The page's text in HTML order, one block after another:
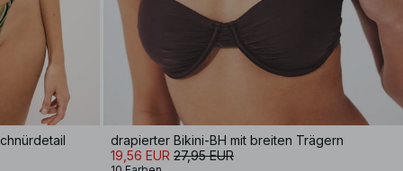
drapierter Bikini-BH mit breiten Trägern
19,56 EUR 27,95 EUR